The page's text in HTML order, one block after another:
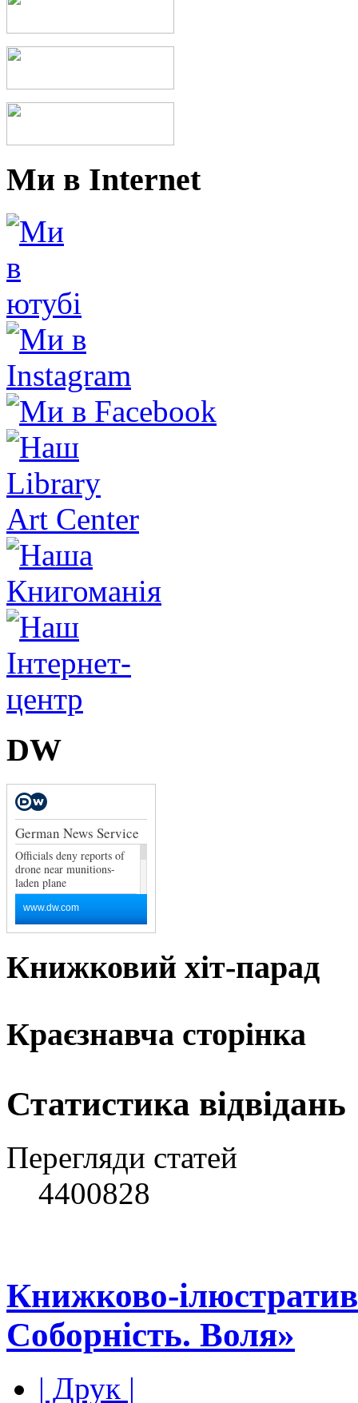
Ми в Internet
DW
Книжковий хіт-парад
Краєзнавча сторінка
Статистика відвідань
Перегляди статей
4400828
Книжково-
Соборність. Воля»
| Друк |